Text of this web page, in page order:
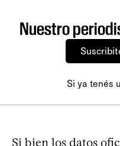
Nuestro
Si ya tenés
Si bien los datos